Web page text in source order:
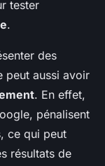
tester
.
des
peut aussi avoir
. En effet,
pénalisent
ce qui peut
résultats de